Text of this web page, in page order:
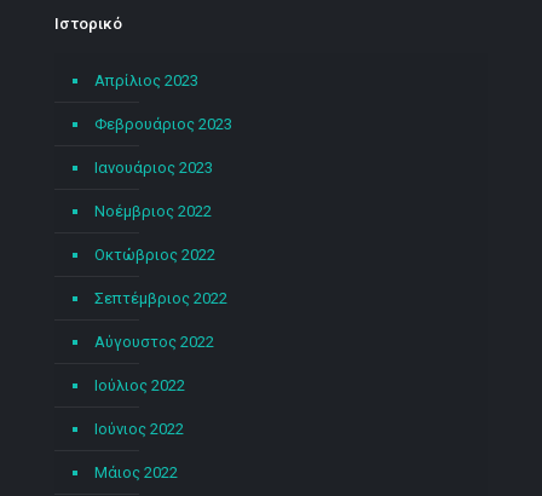
Ιστορικό
Απρίλιος 2023
Φεβρουάριος 2023
Ιανουάριος 2023
Νοέμβριος 2022
Οκτώβριος 2022
Σεπτέμβριος 2022
Αύγουστος 2022
Ιούλιος 2022
Ιούνιος 2022
Μάιος 2022